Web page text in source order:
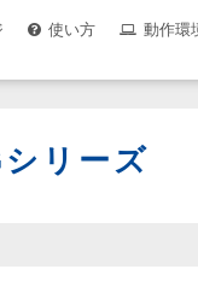
使い方 動作環
リーズ